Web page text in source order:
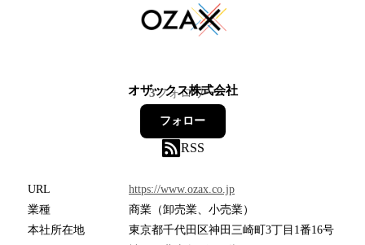
オザックス株式会社
3フォロワー
フォロー
RSS
URL
https://www.ozax.co.jp
業種
商業（卸売業、小売業）
本社所在地
東京都千代田区神田三崎町3丁目1番16号